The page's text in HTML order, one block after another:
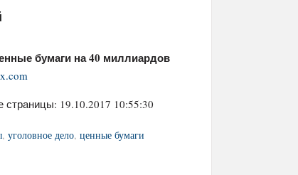
бумаги на 40 миллиардов
страницы: 19.10.2017 10:55:30
, уголовное дело, ценные бумаги